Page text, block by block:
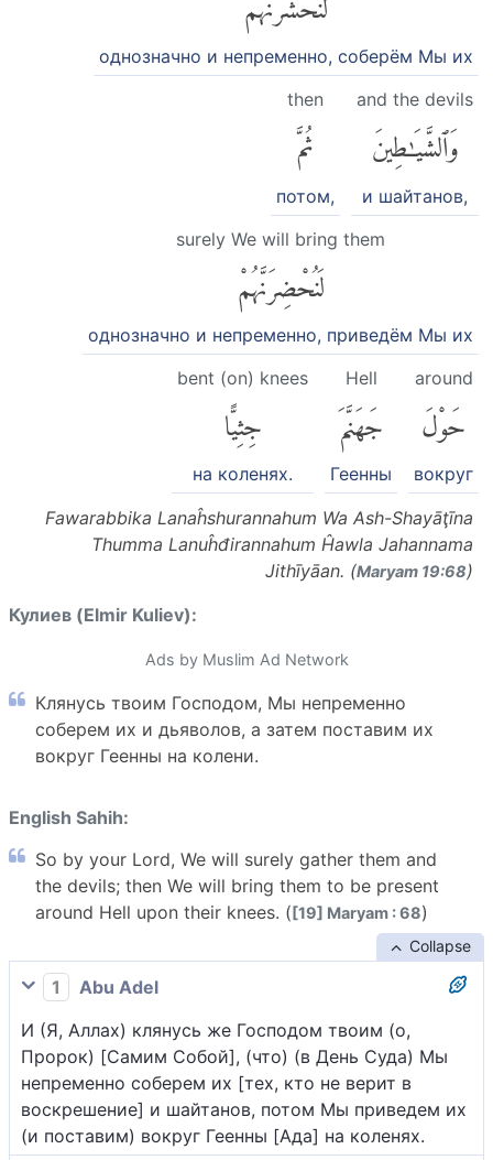
однозначно и непременно, соберём Мы их
and the devils
وَٱلشَّيَٰطِينَ
и шайтанов,
then
ثُمَّ
потом,
surely We will bring them
لَنُحْضِرَنَّهُمْ
однозначно и непременно, приведём Мы их
around
حَوْلَ
вокруг
Hell
جَهَنَّمَ
Геенны
bent (on) knees
جِثِيًّا
на коленях.
Fawarabbika Lanaĥshurannahum Wa Ash-Shayāţīna
Thumma Lanuĥđirannahum Ĥawla Jahannama
Jithīyāan. (Maryam 19:68)
Кулиев (Elmir Kuliev):
Ads by Muslim Ad Network
Клянусь твоим Господом, Мы непременно
соберем их и дьяволов, а затем поставим их
вокруг Геенны на колени.
English Sahih:
So by your Lord, We will surely gather them and
the devils; then We will bring them to be present
around Hell upon their knees. ([19] Maryam : 68)
Collapse
1
Abu Adel
И (Я, Аллах) клянусь же Господом твоим (о,
Пророк) [Самим Собой], (что) (в День Суда) Мы
непременно соберем их [тех, кто не верит в
воскрешение] и шайтанов, потом Мы приведем их
(и поставим) вокруг Геенны [Ада] на коленях.